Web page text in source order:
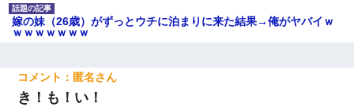
元旦那から復縁要請。息子「最新型のiPhoneも買えない貧乏は嫌
だ、再婚して」私「なら父親と暮らせ」息子「やった＾＾」私
（もう手遅れだったんだな…）
妊娠中に「おいこのブタ女！てめー席譲れ！」と絡まれ腹を殴る
真似された。泣きながら夫に話すと一年後に…
嫁の妹（26歳）がずっとウチに泊まりに来た結果→俺がヤバイｗ
ｗｗｗｗｗｗｗ
匿名
き！も！い！